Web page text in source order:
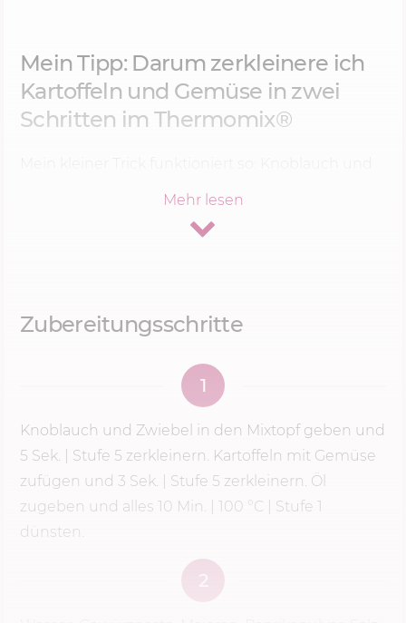
Mein Tipp: Darum zerkleinere ich
Kartoffeln und Gemüse in zwei
Schritten im Thermomix®
Sellerie und Porree dazu. Warum mache ich das?
zusammen auf
zerkleinern, wären die
Zwiebeln längst püriert, während die Kartoffeln
noch in groben Brocken im Topf liegen. Mit zwei
Schritten bekomme ich ein gleichmäßiges
Darum püriere ich die Suppe
9 – und nie sofort auf höchster
Mehr lesen
Zubereitungsschritte
1
Knoblauch und Zwiebel in den Mixtopf geben und
5 Sek.
Stufe 5 zerkleinern. Kartoffeln mit Gemüse
zufügen und 3 Sek. | Stufe 5 zerkleinern. Öl
zugeben und alles 10 Min. 100 °C | Stufe 1
dünsten.
2